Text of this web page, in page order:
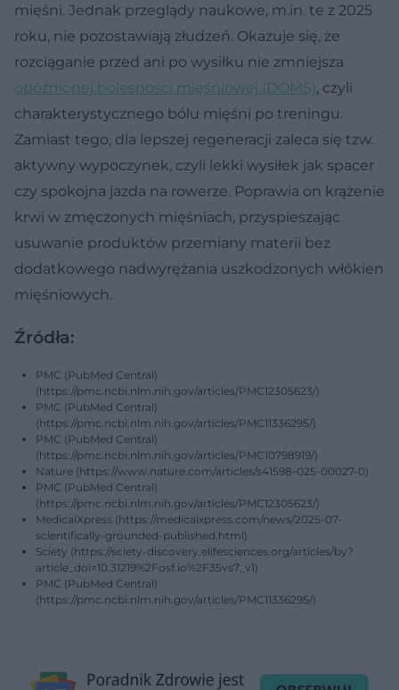
mięśni. Jednak przeglądy naukowe, m.in. te z 2025
roku, nie pozostawiają złudzeń. Okazuje się, że
rozciąganie przed ani po wysiłku nie zmniejsza
opóźnionej bolesności mięśniowej (DOMS), czyli
charakterystycznego bólu mięśni po treningu.
Zamiast tego, dla lepszej regeneracji zaleca się tzw.
aktywny wypoczynek, czyli lekki wysiłek jak spacer
czy spokojna jazda na rowerze. Poprawia on krążenie
krwi w zmęczonych mięśniach, przyspieszając
usuwanie produktów przemiany materii bez
dodatkowego nadwyrężania uszkodzonych włókien
mięśniowych.
Źródła:
PMC (PubMed Central)
(https://pmc.ncbi.nlm.nih.gov/articles/PMC12305623/)
PMC (PubMed Central)
(https://pmc.ncbi.nlm.nih.gov/articles/PMC11336295/)
PMC (PubMed Central)
(https://pmc.ncbi.nlm.nih.gov/articles/PMC10798919/)
Nature (https://www.nature.com/articles/s41598-025-00027-0)
PMC (PubMed Central)
(https://pmc.ncbi.nlm.nih.gov/articles/PMC12305623/)
MedicalXpress (https://medicalxpress.com/news/2025-07-
scientifically-grounded-published.html)
Sciety (https://sciety-discovery.elifesciences.org/articles/by?
article_doi=10.31219%2Fosf.io%2F35vs7_v1)
PMC (PubMed Central)
(https://pmc.ncbi.nlm.nih.gov/articles/PMC11336295/)